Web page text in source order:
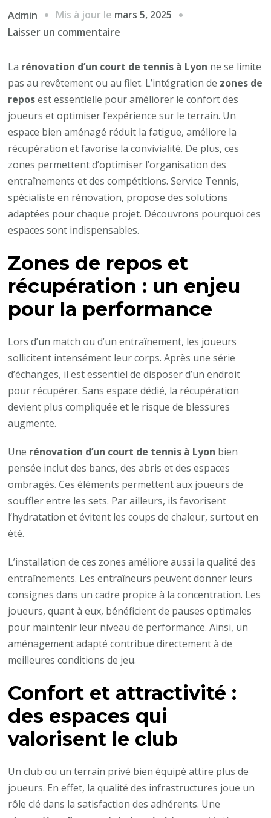
Admin Mis à jour le mars 5, 2025
Laisser un commentaire
intégrer
des
zones
de
repos
lors
de
la
rénovation
d’un
court
tennis
Lyon
?
La rénovation d’un court de tennis à Lyon ne se limite
pas au revêtement ou au filet. L’intégration de zones de
reposest essentielle pour améliorer le confort des
joueurs et optimiser l’expérience sur le terrain. Un
espace bien aménagé réduit la fatigue, améliore la
récupération et favorise la convivialité. De plus, ces
zones permettent d’optimiser l’organisation des
entraînements et des compétitions. Service Tennis,
spécialiste en rénovation, propose des solutions
adaptées pour chaque projet. Découvrons pourquoi ces
espaces sont indispensables.
Zones de repos et
récupération : un enjeu
pour la performance
Lors d’un match ou d’un entraînement, les joueurs
sollicitent intensément leur corps. Après une série
d’échanges, il est essentiel de disposer d’un endroit
pour récupérer. Sans espace dédié, la récupération
devient plus compliquée et le risque de blessures
augmente.
Une rénovation d’un court de tennis à Lyon bien
pensée inclut des bancs, des abris et des espaces
ombragés. Ces éléments permettent aux joueurs de
souffler entre les sets. Par ailleurs, ils favorisent
l’hydratation et évitent les coups de chaleur, surtout en
été.
L’installation de ces zones améliore aussi la qualité des
entraînements. Les entraîneurs peuvent donner leurs
consignes dans un cadre propice à la concentration. Les
joueurs, quant à eux, bénéficient de pauses optimales
pour maintenir leur niveau de performance. Ainsi, un
aménagement adapté contribue directement à de
meilleures conditions de jeu.
Confort et attractivité :
des espaces qui
valorisent le club
Un club ou un terrain privé bien équipé attire plus de
joueurs. En effet, la qualité des infrastructures joue un
rôle clé dans la satisfaction des adhérents. Une